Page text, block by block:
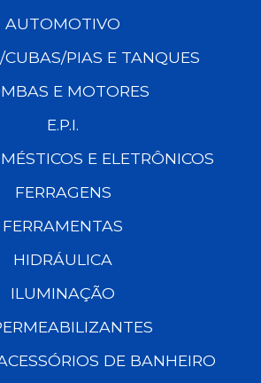
AUTOMOTIVO
CUBAS/PIAS E TANQUES
E MOTORES
E.P.I.
E ELETRÔNICOS
FERRAGENS
FERRAMENTAS
HIDRÁULICA
ILUMINAÇÃO
DE BANHEIRO